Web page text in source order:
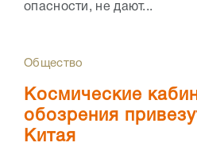
опасности, не дают...
Общество
Космические
обозрения
Китая